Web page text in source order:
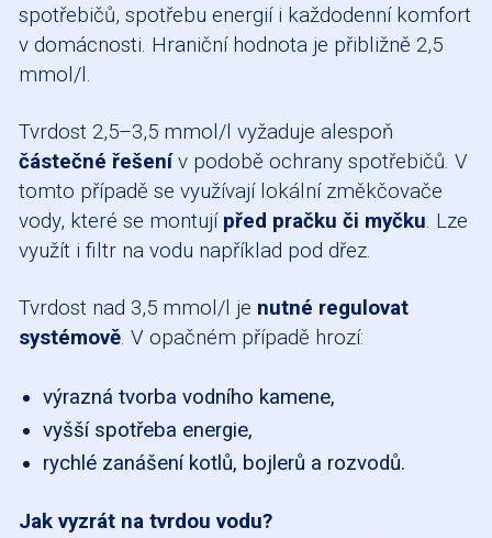
spotřebičů, spotřebu energií i každodenní komfort
v domácnosti. Hraniční hodnota je přibližně 2,5
mmol/l.
Tvrdost 2,5–3,5 mmol/l vyžaduje alespoň
částečné řešenív podobě ochrany spotřebičů. V
tomto případě se využívají lokální změkčovače
vody, které se montují před pračku či myčku. Lze
využít i filtr na vodu například pod dřez.
Tvrdost nad 3,5 mmol/l je nutné regulovat
systémově. V opačném případě hrozí:
výrazná tvorba vodního kamene,
vyšší spotřeba energie,
rychlé zanášení kotlů, bojlerů a rozvodů.
Jak vyzrát na tvrdou vodu?